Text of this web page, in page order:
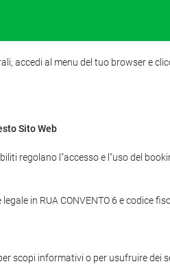
accedi al menu del tuo browser e
Sito Web
regolano l"accesso e l"uso del
in RUA CONVENTO 6 e codice
scopi informativi o per usufruire